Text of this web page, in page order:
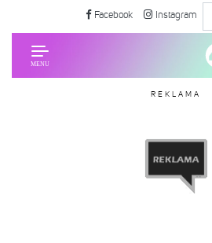
Facebook Instagram
REKLAMA